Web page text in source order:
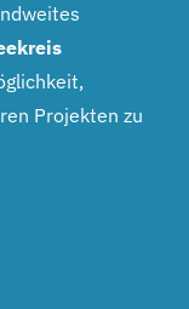
Projekten zu